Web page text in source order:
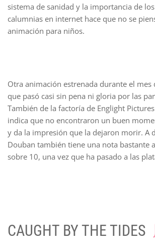
sistema de sanidad y la importancia de
calumnias en internet hace que no se
animación para niños.
Otra animación estrenada durante el
que pasó casi sin pena ni gloria por las
También de la factoría de Englight Pictures
indica que no encontraron un buen
y da la impresión que la dejaron morir. A
Douban también tiene una nota bastante
sobre 10, una vez que ha pasado a las
CAUGHT BY THE TIDES